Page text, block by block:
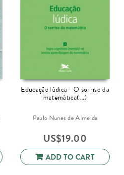
Educação lúdica - O sorriso da
matemática(...)
Paulo Nunes de Almeida
US$19.00
ADD TO CART